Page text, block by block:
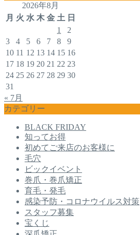
2026年8月
月 火 水 木 金 土 日
1
2
3
4 5 6 7 8
9
10 11 12 13 14 15 16
17 18 19 20 21 22 23
24 25 26 27 28 29 30
31
« 7月
カテゴリー
BLACK FRIDAY
知ってお得
初めてご来店のお客様に
毛穴
ビックイベント
巻爪・巻爪矯正
育毛・発毛
感染予防・コロナウイルス対策
スタッフ募集
宝くじ